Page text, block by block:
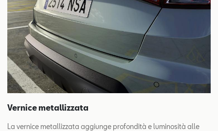
Vernice metallizzata
La vernice metallizzata aggiunge profondità e luminosità alle